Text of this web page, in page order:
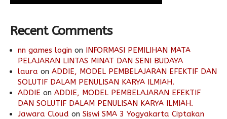
Recent Comments
nn games login on INFORMASI PEMILIHAN MATA
PELAJARAN LINTAS MINAT DAN SENI BUDAYA
laura on ADDIE, MODEL PEMBELAJARAN EFEKTIF DAN
SOLUTIF DALAM PENULISAN KARYA ILMIAH.
ADDIE on ADDIE, MODEL PEMBELAJARAN EFEKTIF
DAN SOLUTIF DALAM PENULISAN KARYA ILMIAH.
Jawara Cloud on Siswi SMA 3 Yogyakarta Ciptakan